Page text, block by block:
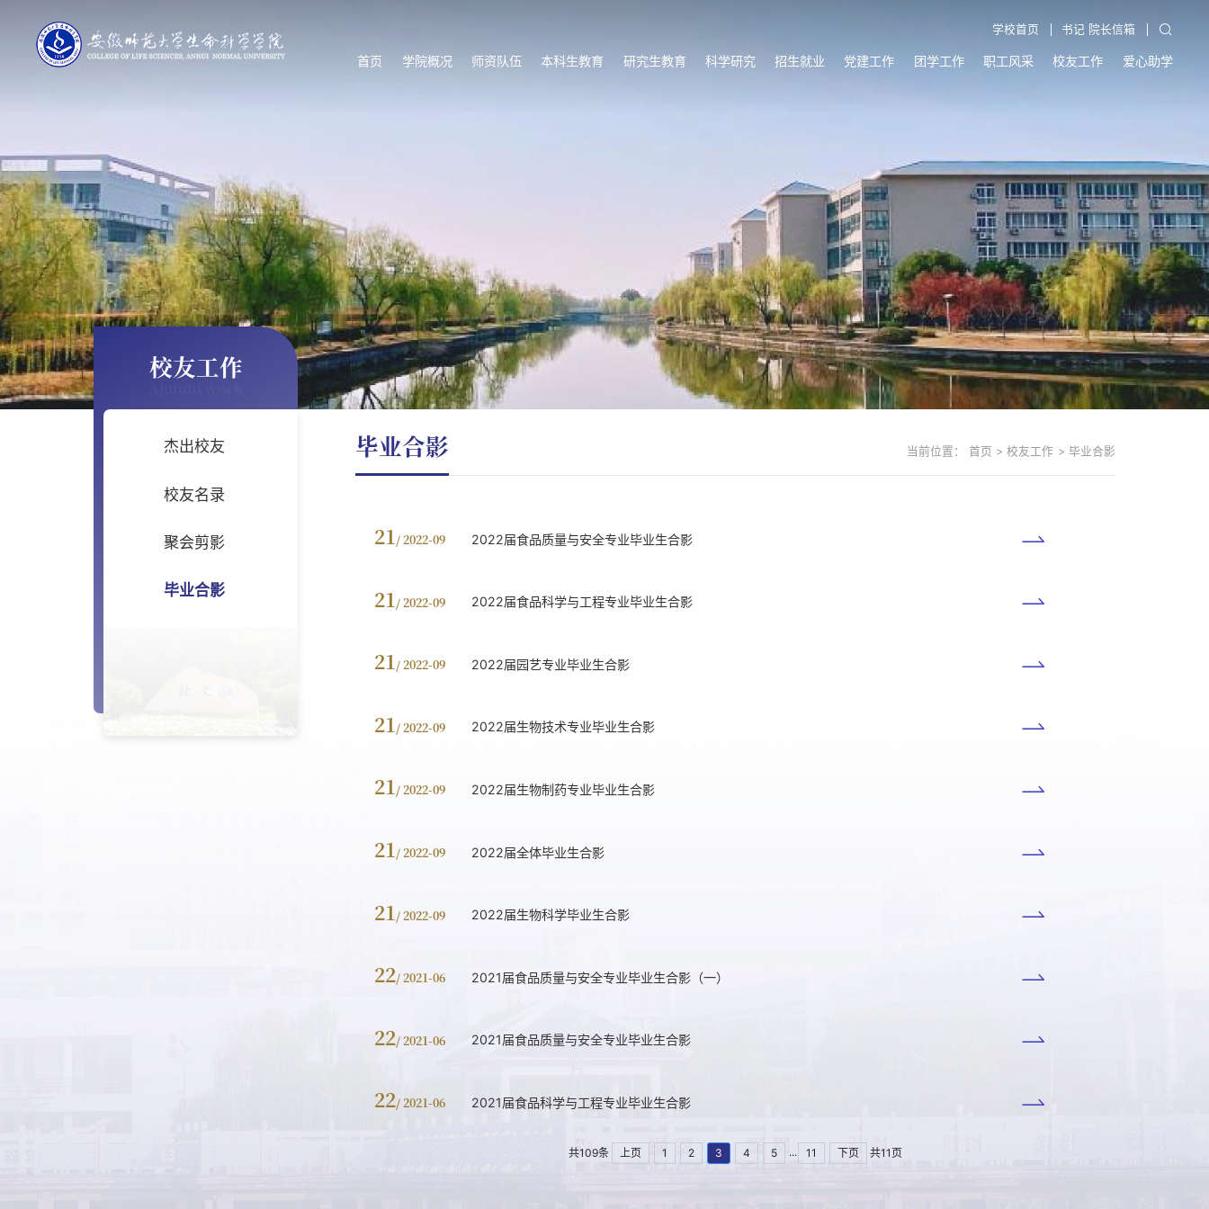
学校首页 书记 院长信箱
首页 学院概况 师资队伍 本科生教育 研究生教育 科学研究 招生就业 党建工作 团学工作 职工风采 校友工作 爱心助学
校友工作
杰出校友
校友名录
聚会剪影
毕业合影
毕业合影 当前位置： 首页 > 校友工作 > 毕业合影
21 / 2022-09 2022届食品质量与安全专业毕业生合影
21 / 2022-09 2022届食品科学与工程专业毕业生合影
21/ 2022-09 2022届园艺专业毕业生合影
21 / 2022-09 2022届生物技术专业毕业生合影
21/ 2022-09 2022届生物制药专业毕业生合影
21 / 2022-09 2022届全体毕业生合影
21 / 2022-09 2022届生物科学毕业生合影
22/ 2021-06 2021届食品质量与安全专业毕业生合影（一）
22/ 2021-06 2021届食品质量与安全专业毕业生合影
22/ 2021-06 2021届食品科学与工程专业毕业生合影
共109条 上页 1 2 3 4 5 ... 11 下页 共11页